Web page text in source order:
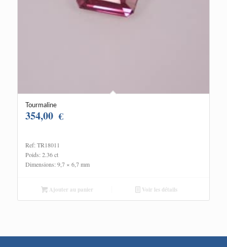
Tourmaline
354,00 €
Ref: TR18011
Poids: 2.36 ct
Dimensions: 9,7 × 6,7 mm
Ajouter au panier Voir les détails